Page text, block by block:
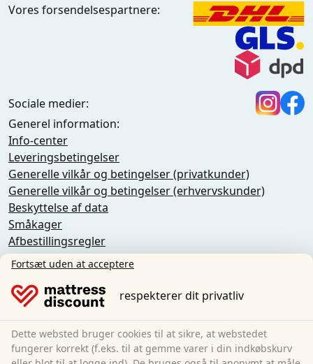
Vores forsendelsespartnere:
Sociale medier:
Generel information:
Info-center
Leveringsbetingelser
Generelle vilkår og betingelser (privatkunder)
Generelle vilkår og betingelser (erhvervskunder)
Beskyttelse af data
Småkager
Afbestillingsregler
Aftryk
Tilbagekaldelse af aftalen
Grebbener Str. 7
52525 Heinsberg
Fortsæt uden at acceptere
respekterer dit privatliv
Dette websted bruger cookies til at sikre, at webstedet
fungerer korrekt (f.eks. til at gemme varer i din indkøbskurv